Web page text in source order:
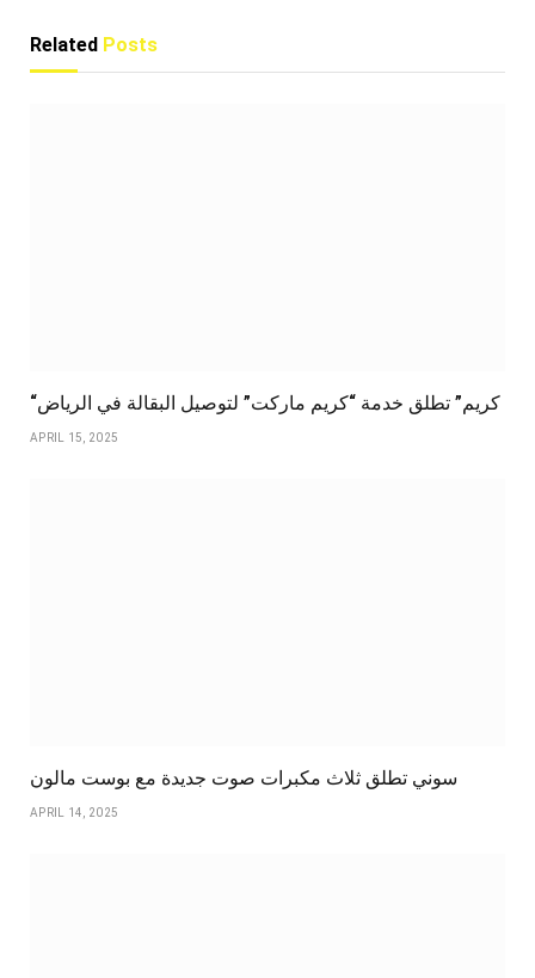
Related Posts
“كريم” تطلق خدمة “كريم ماركت” لتوصيل البقالة في الرياض
APRIL 15, 2025
سوني تطلق ثلاث مكبرات صوت جديدة مع بوست مالون
APRIL 14, 2025